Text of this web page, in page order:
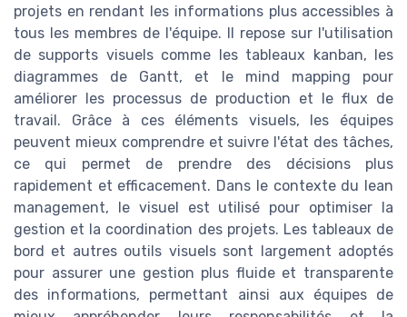
projets en rendant les informations plus accessibles à
tous les membres de l'équipe. Il repose sur l'utilisation
de supports visuels comme les tableaux kanban, les
diagrammes de Gantt, et le mind mapping pour
améliorer les processus de production et le flux de
travail. Grâce à ces éléments visuels, les équipes
peuvent mieux comprendre et suivre l'état des tâches,
ce qui permet de prendre des décisions plus
rapidement et efficacement. Dans le contexte du lean
management, le visuel est utilisé pour optimiser la
gestion et la coordination des projets. Les tableaux de
bord et autres outils visuels sont largement adoptés
pour assurer une gestion plus fluide et transparente
des informations, permettant ainsi aux équipes de